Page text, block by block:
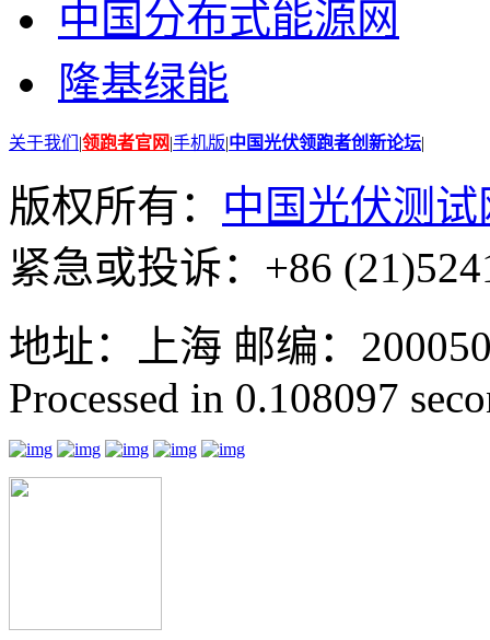
中国分布式能源网
隆基绿能
关于我们 |领跑者官网|手机版|中国光伏领跑者创新论坛|
版权所有： 中国光伏测试
紧急或投诉：+86
地址：上海 邮编：
Processed in 0.108097